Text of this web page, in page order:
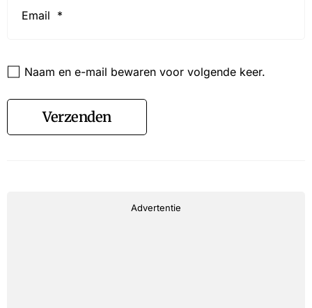
Naam en e-mail bewaren voor volgende keer.
Verzenden
Advertentie